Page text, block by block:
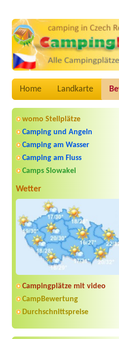
Home Landkarte
womo Stellplätze
Camping und Angeln
Camping am Wasser
Camping am Fluss
Camps Slowakei
Wetter
Campingplätze mit video
CampBewertung
Durchschnittspreise